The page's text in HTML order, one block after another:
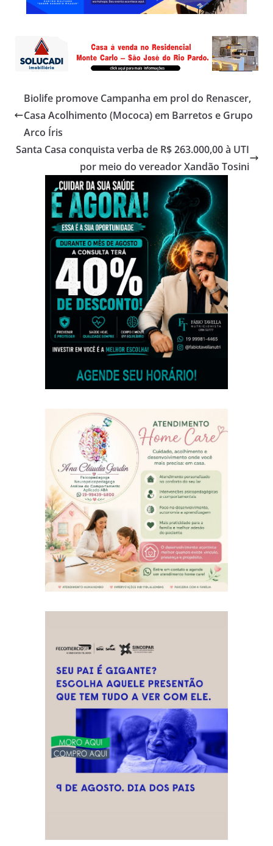
Biolife promove Campanha em prol do Renascer,
Casa Acolhimento (Mococa) em Barretos e Grupo
Arco Íris
Santa Casa conquista verba de R$ 263.000,00 à UTI
por meio do vereador Xandão Tosini